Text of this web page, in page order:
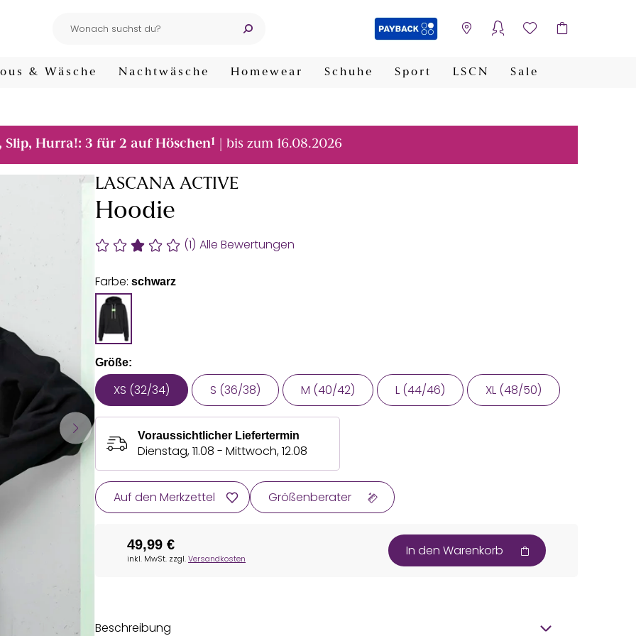
& Wäsche Nachtwäsche Homewear Schuhe Sport LSCN Sale
Slip, Hurra!: 3 für 2 auf Höschen1 | bis zum 16.08.2026
LASCANA ACTIVE
Hoodie
(1) Alle Bewertungen
Farbe: schwarz
Größe:
XS (32/34) S (36/38) M (40/42) L (44/46) XL (48/50)
Voraussichtlicher Liefertermin
Dienstag, 11.08 - Mittwoch, 12.08
Auf den Merkzettel Größenberater
49,99 €
inkl. MwSt. zzgl.Versandkosten In den Warenkorb
Beschreibung